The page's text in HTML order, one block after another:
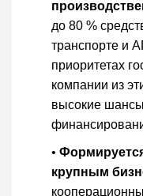
до 80 %
транспорте и
приоритетах
компании из
высокие
•
крупным